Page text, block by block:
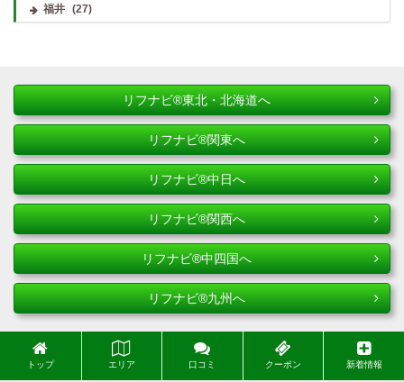
福井 (27)
リフナビ®東北・北海道へ
リフナビ®関東へ
リフナビ®中日へ
リフナビ®関西へ
リフナビ®中四国へ
リフナビ®九州へ
トップ エリア 口コミ クーポン 新着情報